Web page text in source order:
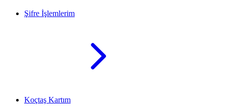
Şifre İşlemlerim
Koçtaş Kartım